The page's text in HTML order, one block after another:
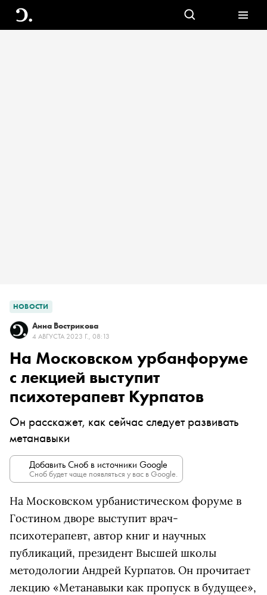
НОВОСТИ
Анна Вострикова
4 АВГУСТА 2023 Г., 08:13
На Московском урбанфоруме
с лекцией выступит
психотерапевт Курпатов
Он расскажет, как сейчас следует развивать
метанавыки
Добавить Сноб в источники Google
Сноб будет чаще появляться у вас в Google.
На Московском урбанистическом форуме в
Гостином дворе выступит врач-
психотерапевт, автор книг и научных
публикаций, президент Высшей школы
методологии Андрей Курпатов. Он прочитает
лекцию «Метанавыки как пропуск в будущее»,